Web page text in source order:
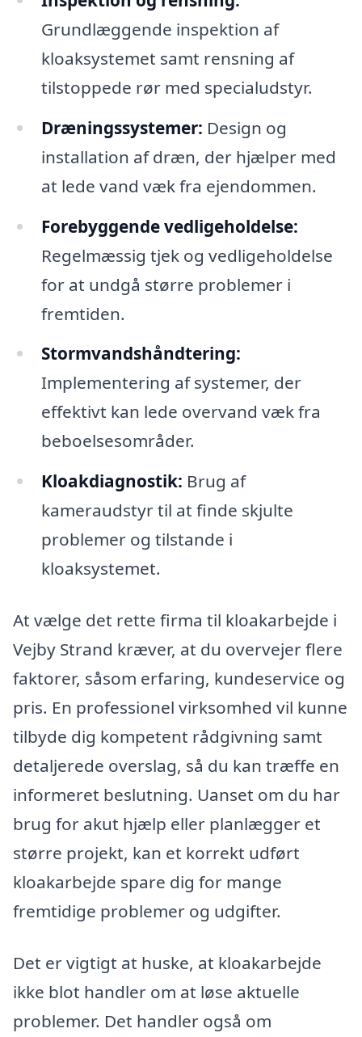
Grundlæggende inspektion af
kloaksystemet samt rensning af
tilstoppede rør med specialudstyr.
Dræningssystemer: Design og
installation af dræn, der hjælper med
at lede vand væk fra ejendommen.
Forebyggende vedligeholdelse:
Regelmæssig tjek og vedligeholdelse
for at undgå større problemer i
fremtiden.
Stormvandshåndtering:
Implementering af systemer, der
effektivt kan lede overvand væk fra
beboelsesområder.
Kloakdiagnostik: Brug af
kameraudstyr til at finde skjulte
problemer og tilstande i
kloaksystemet.
At vælge det rette firma til kloakarbejde i
Vejby Strand kræver, at du overvejer flere
faktorer, såsom erfaring, kundeservice og
pris. En professionel virksomhed vil kunne
tilbyde dig kompetent rådgivning samt
detaljerede overslag, så du kan træffe en
informeret beslutning. Uanset om du har
brug for akut hjælp eller planlægger et
større projekt, kan et korrekt udført
kloakarbejde spare dig for mange
fremtidige problemer og udgifter.
Det er vigtigt at huske, at kloakarbejde
ikke blot handler om at løse aktuelle
problemer. Det handler også om